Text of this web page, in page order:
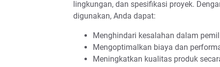
lingkungan, dan spesifikasi proyek.
digunakan, Anda dapat:
Menghindari kesalahan dalam
Mengoptimalkan biaya dan
Meningkatkan kualitas produk